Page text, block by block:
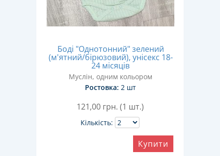
Боді "Однотонний" зелений
(м'ятний/бірюзовий), унісекс 18-
24 місяців
Муслін, одним кольором
Ростовка: 2 шт
121,00 грн. (1 шт.)
Кількість:
Купити